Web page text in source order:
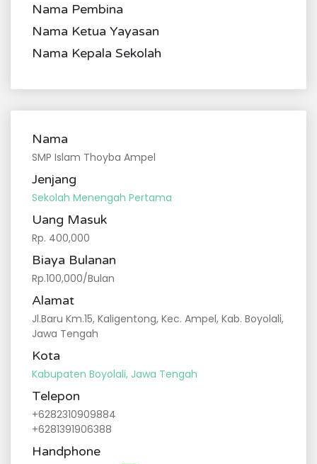
Nama Pembina
Nama Ketua Yayasan
Nama Kepala Sekolah
Nama
SMP Islam Thoyba Ampel
Jenjang
Sekolah Menengah Pertama
Uang Masuk
Rp. 400,000
Biaya Bulanan
Rp.100,000/Bulan
Alamat
Jl.Baru Km.15, Kaligentong, Kec. Ampel, Kab. Boyolali,
Jawa Tengah
Kota
Kabupaten Boyolali, Jawa Tengah
Telepon
+6282310909884
+6281391906388
Handphone